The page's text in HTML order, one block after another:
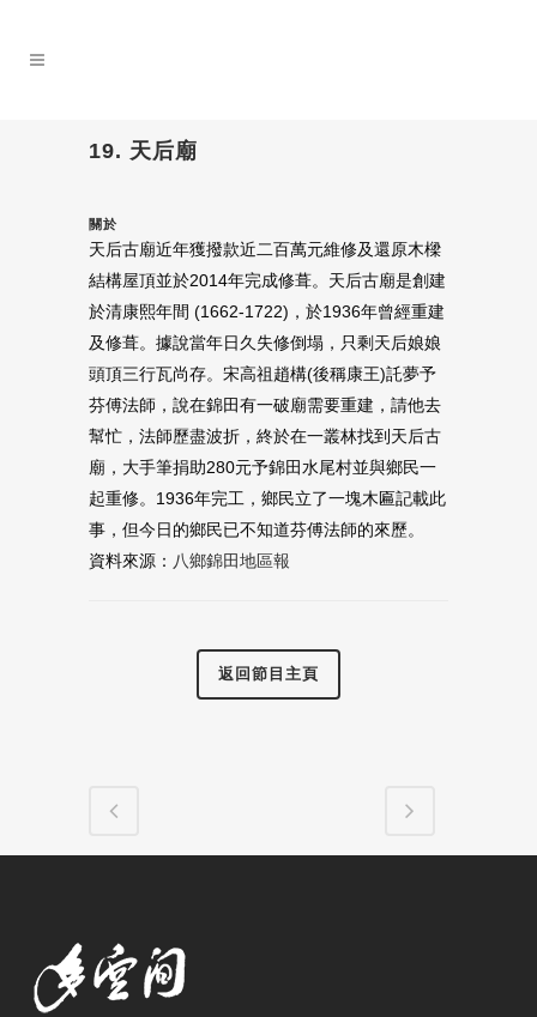
19. 天后廟
關於
天后古廟近年獲撥款近二百萬元維修及還原木樑
結構屋頂並於2014年完成修葺。天后古廟是創建
於清康熙年間 (1662-1722)，於1936年曾經重建
及修葺。據說當年日久失修倒塌，只剩天后娘娘
頭頂三行瓦尚存。宋高祖趙構(後稱康王)託夢予
芬傅法師，說在錦田有一破廟需要重建，請他去
幫忙，法師歷盡波折，終於在一叢林找到天后古
廟，大手筆捐助280元予錦田水尾村並與鄉民一
起重修。1936年完工，鄉民立了一塊木匾記載此
事，但今日的鄉民已不知道芬傅法師的來歷。
資料來源： 八鄉錦田地區報
返回節目主頁